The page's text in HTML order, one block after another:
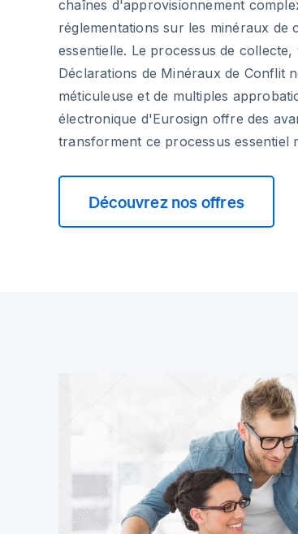
chaînes d'approvisionnement
réglementations sur les minéraux de
essentielle. Le processus de
Déclarations de Minéraux de Conflit
méticuleuse et de multiples
électronique d'Eurosign offre des
transforment ce processus essentiel
Découvrez nos offres